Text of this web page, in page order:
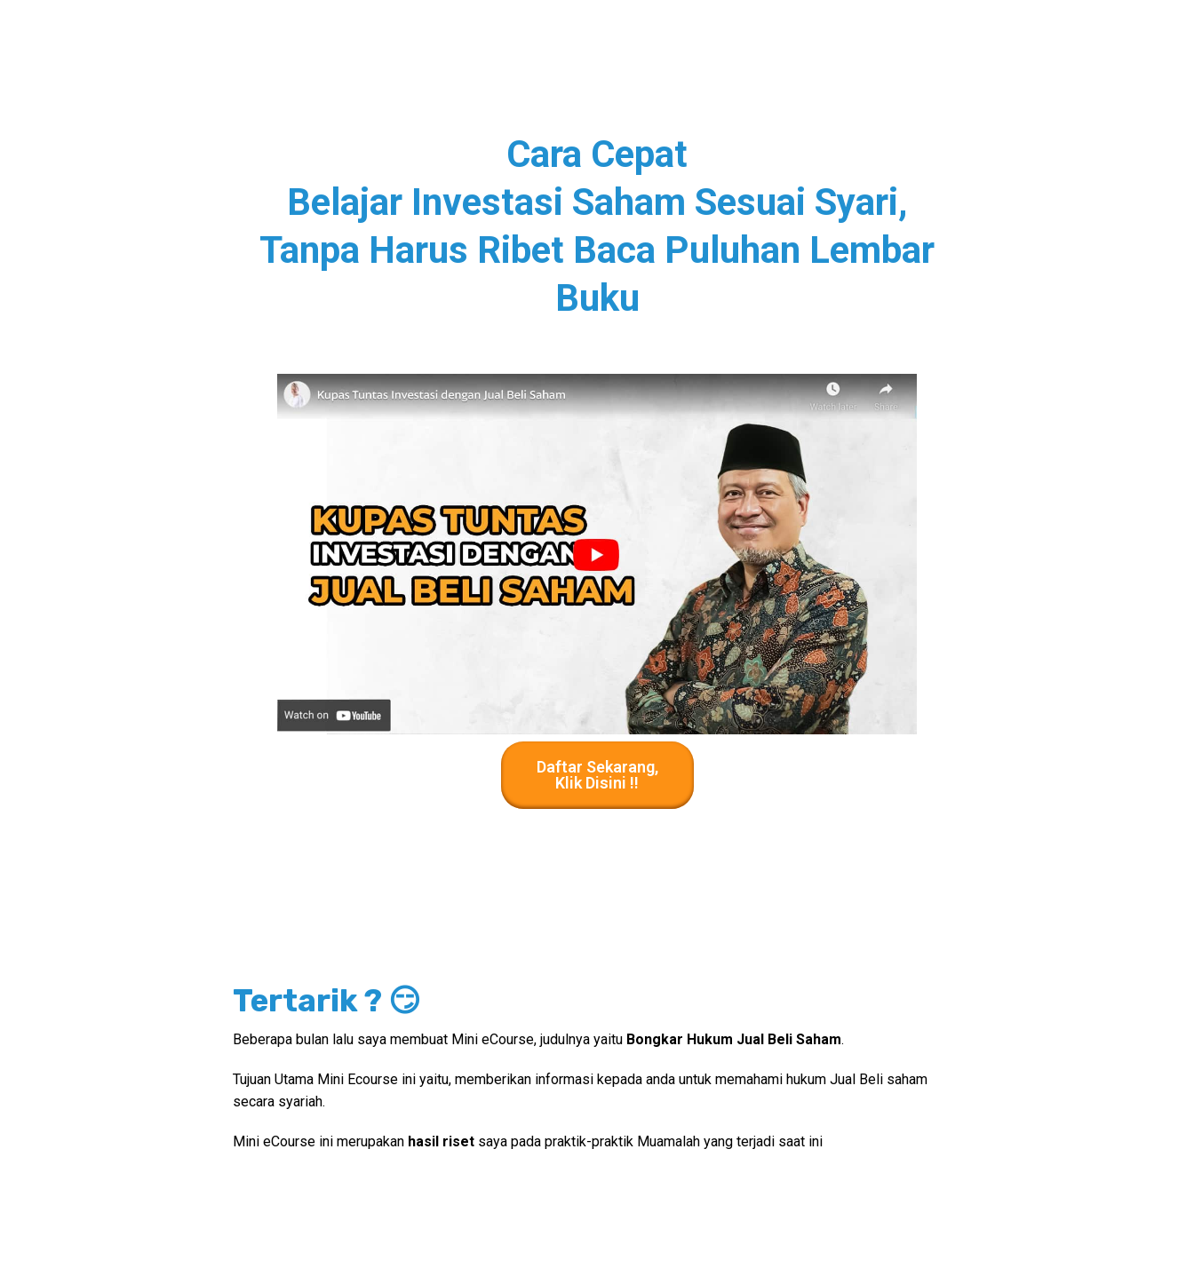
Cara Cepat
Belajar Investasi Saham Sesuai Syari,
Tanpa Harus Ribet Baca Puluhan Lembar
Buku
Daftar Sekarang,
Klik Disini !!
Tertarik ? 😏
Beberapa bulan lalu saya membuat Mini eCourse, judulnya yaitu Bongkar Hukum Jual Beli Saham.
Tujuan Utama Mini Ecourse ini yaitu, memberikan informasi kepada anda untuk memahami hukum Jual Beli saham
secara syariah.
Mini eCourse ini merupakan hasil riset saya pada praktik-praktik Muamalah yang terjadi saat ini